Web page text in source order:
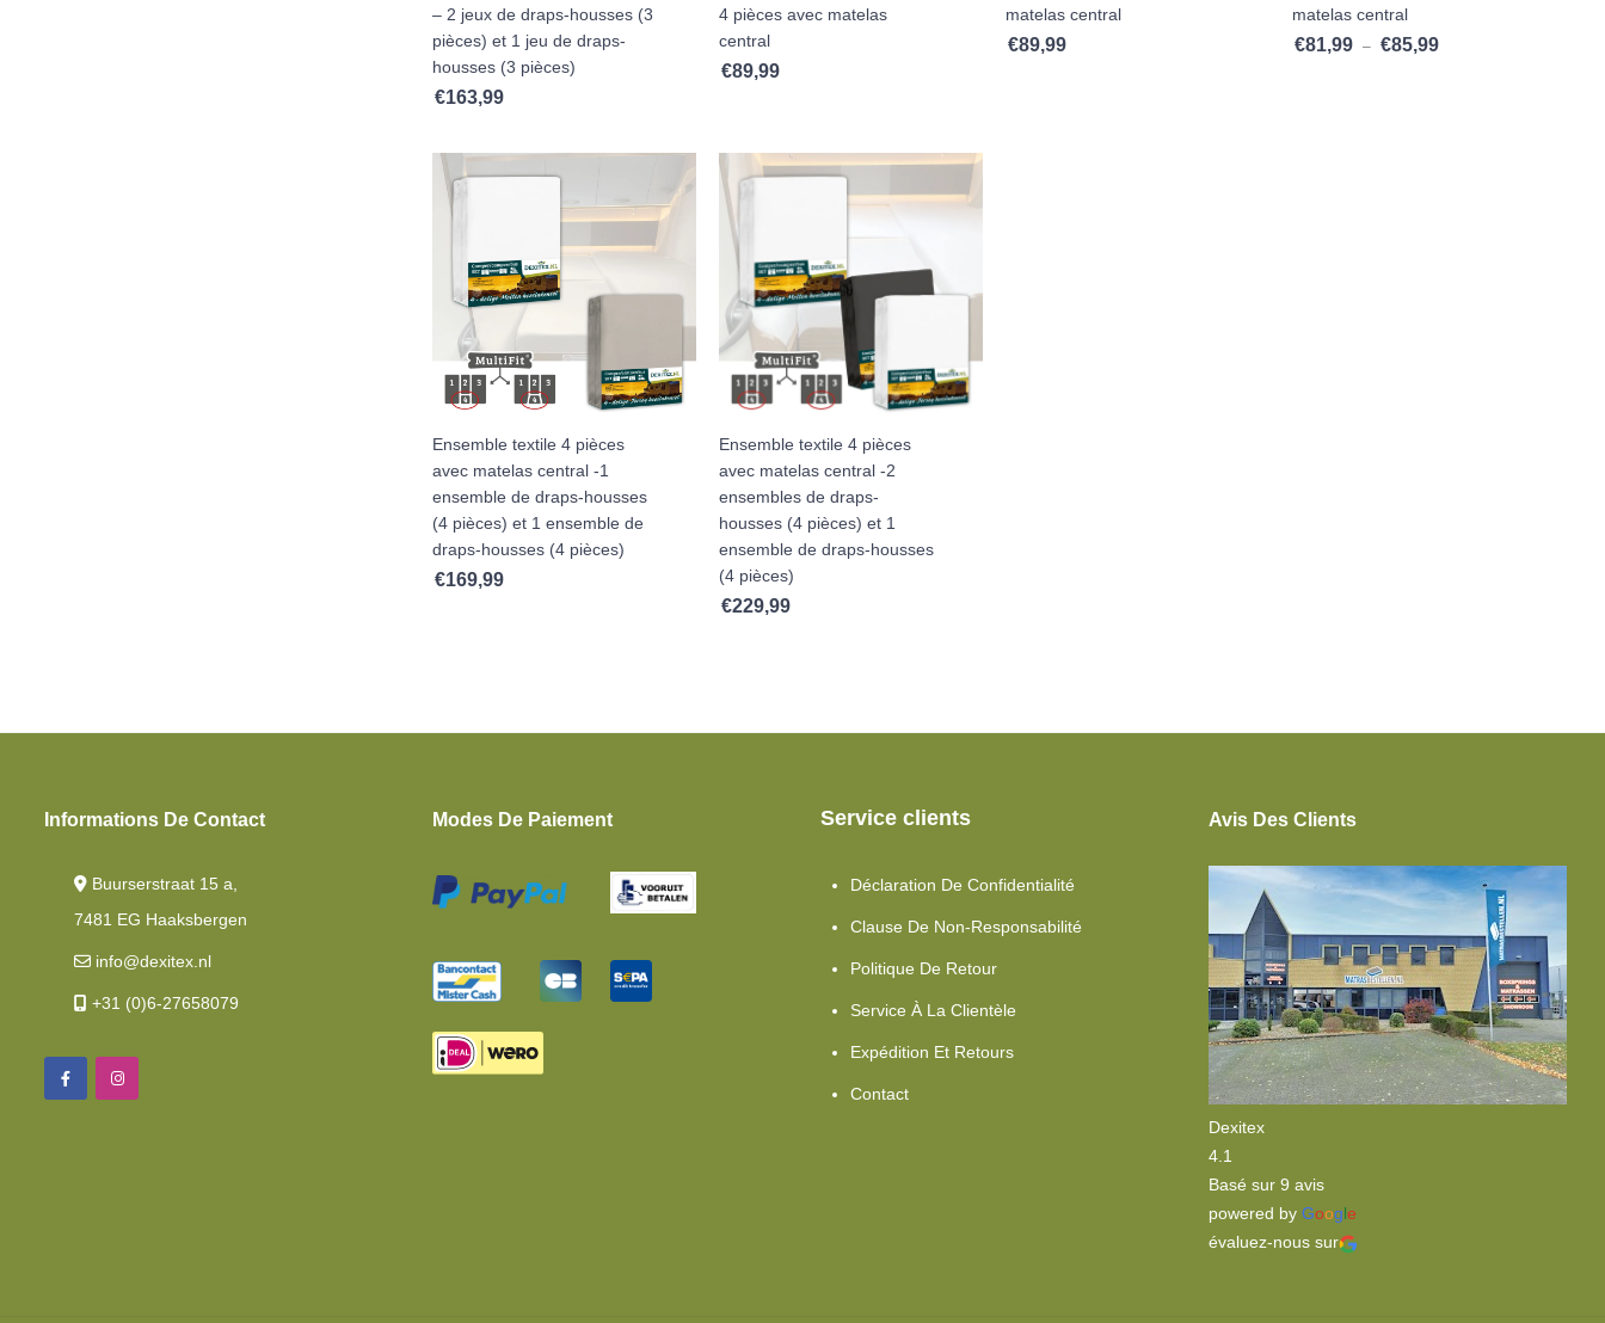
– 2 jeux de draps-housses (3
pièces) et 1 jeu de draps-
housses (3 pièces)
€163,99
4 pièces avec matelas
central
€89,99
matelas central
€89,99
matelas central
€81,99 – €85,99
Ensemble textile 4 pièces
avec matelas central -1
ensemble de draps-housses
(4 pièces) et 1 ensemble de
draps-housses (4 pièces)
€169,99
Ensemble textile 4 pièces
avec matelas central -2
ensembles de draps-
housses (4 pièces) et 1
ensemble de draps-housses
(4 pièces)
€229,99
Informations De Contact
Buurserstraat 15 a,
7481 EG Haaksbergen
info@dexitex.nl
+31 (0)6-27658079
Modes De Paiement Service clients
Déclaration De Confidentialité
Clause De Non-Responsabilité
Politique De Retour
Service À La Clientèle
Expédition Et Retours
Contact
Avis Des Clients
Dexitex
4.1
Basé sur 9 avis
powered by Google
évaluez-nous sur